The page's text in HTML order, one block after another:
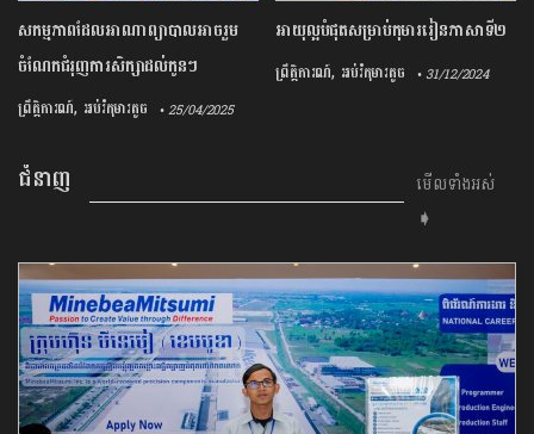
សកម្មភាពដែលអាណាព្យាបាលអាចរួម
ចំណែកជំរុញការសិក្សាដល់កូនៗ
ព្រឹត្តិការណ៍, អប់រំកុមារតូច • 25/04/2025
អាយុល្អបំផុតសម្រាប់កុមាររៀនភាសាទី២
ព្រឹត្តិការណ៍, អប់រំកុមារតូច • 31/12/2024
ជំនាញ
មើលទាំងអស់
➧